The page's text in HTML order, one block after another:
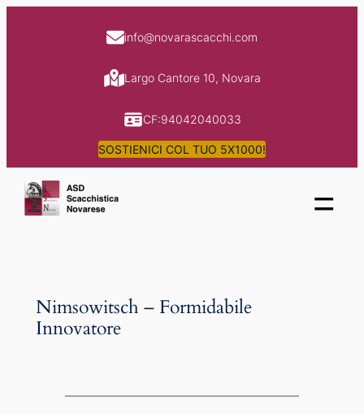
info@novarascacchi.com
Largo Cantore 10, Novara
CF:94042040033
SOSTIENICI COL TUO 5X1000!
=
Nimsowitsch – Formidabile
Innovatore